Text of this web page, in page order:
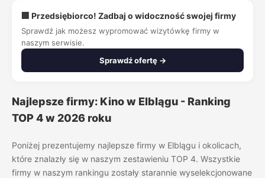
🏢 Przedsiębiorco! Zadbaj o widoczność swojej firmy
Sprawdź jak możesz wypromować wizytówkę firmy w
naszym serwisie.
Sprawdź ofertę →
Najlepsze firmy: Kino w Elblągu - Ranking
TOP 4 w 2026 roku
Poniżej prezentujemy najlepsze firmy w Elblągu i okolicach,
które znalazły się w naszym zestawieniu TOP 4. Wszystkie
firmy w naszym rankingu zostały starannie wyselekcjonowane